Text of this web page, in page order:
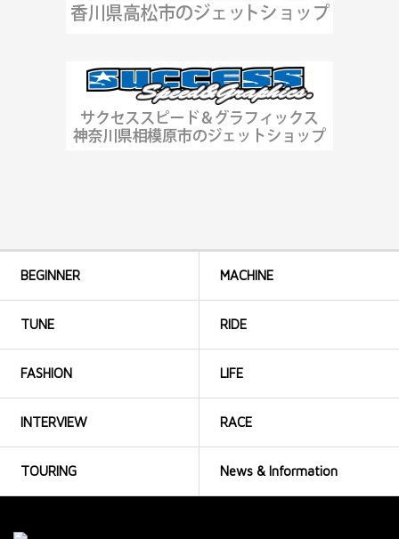
BEGINNER MACHINE
TUNE RIDE
FASHION LIFE
INTERVIEW RACE
TOURING News & Information